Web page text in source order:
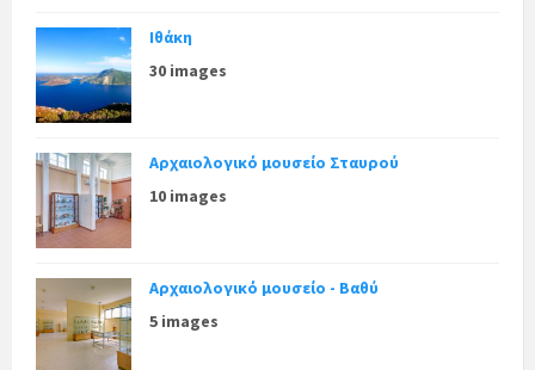
Ιθάκη
30 images
Αρχαιολογικό μουσείο Σταυρού
10 images
Αρχαιολογικό μουσείο - Βαθύ
5 images